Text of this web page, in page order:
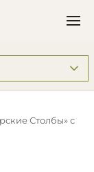
Столбы» с